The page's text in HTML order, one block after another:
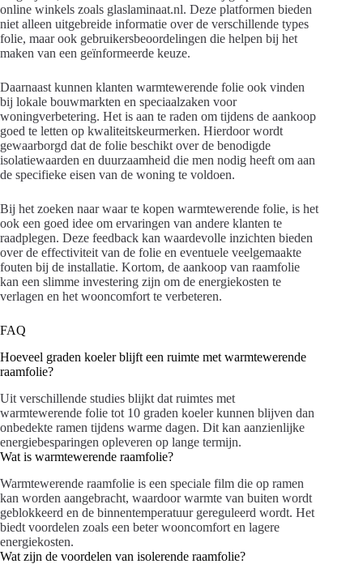
online winkels zoals glaslaminaat.nl. Deze platformen bieden
niet alleen uitgebreide informatie over de verschillende types
folie, maar ook gebruikersbeoordelingen die helpen bij het
maken van een geïnformeerde keuze.
Daarnaast kunnen klanten warmtewerende folie ook vinden
bij lokale bouwmarkten en speciaalzaken voor
woningverbetering. Het is aan te raden om tijdens de aankoop
goed te letten op kwaliteitskeurmerken. Hierdoor wordt
gewaarborgd dat de folie beschikt over de benodigde
isolatiewaarden en duurzaamheid die men nodig heeft om aan
de specifieke eisen van de woning te voldoen.
Bij het zoeken naar waar te kopen warmtewerende folie, is het
ook een goed idee om ervaringen van andere klanten te
raadplegen. Deze feedback kan waardevolle inzichten bieden
over de effectiviteit van de folie en eventuele veelgemaakte
fouten bij de installatie. Kortom, de aankoop van raamfolie
kan een slimme investering zijn om de energiekosten te
verlagen en het wooncomfort te verbeteren.
FAQ
Hoeveel graden koeler blijft een ruimte met warmtewerende
raamfolie?
Uit verschillende studies blijkt dat ruimtes met
warmtewerende folie tot 10 graden koeler kunnen blijven dan
onbedekte ramen tijdens warme dagen. Dit kan aanzienlijke
energiebesparingen opleveren op lange termijn.
Wat is warmtewerende raamfolie?
Warmtewerende raamfolie is een speciale film die op ramen
kan worden aangebracht, waardoor warmte van buiten wordt
geblokkeerd en de binnentemperatuur gereguleerd wordt. Het
biedt voordelen zoals een beter wooncomfort en lagere
energiekosten.
Wat zijn de voordelen van isolerende raamfolie?